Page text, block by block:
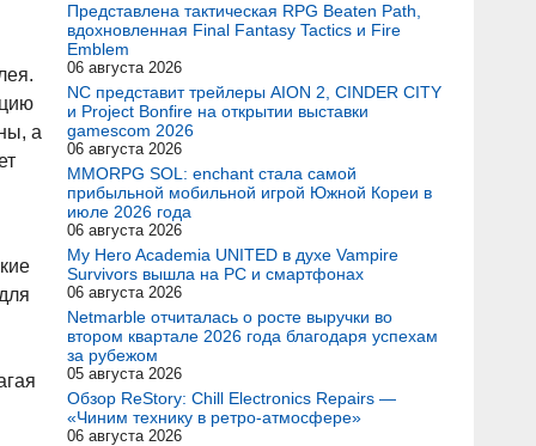
а
Представлена тактическая RPG Beaten Path,
вдохновленная Final Fantasy Tactics и Fire
Emblem
06 августа 2026
NC представит трейлеры AION 2, CINDER CITY
и Project Bonfire на открытии выставки
gamescom 2026
06 августа 2026
MMORPG SOL: enchant стала самой
прибыльной мобильной игрой Южной Кореи в
июле 2026 года
06 августа 2026
My Hero Academia UNITED в духе Vampire
Survivors вышла на PC и смартфонах
06 августа 2026
Netmarble отчиталась о росте выручки во
втором квартале 2026 года благодаря успехам
за рубежом
05 августа 2026
Обзор ReStory: Chill Electronics Repairs —
«Чиним технику в ретро-атмосфере»
06 августа 2026